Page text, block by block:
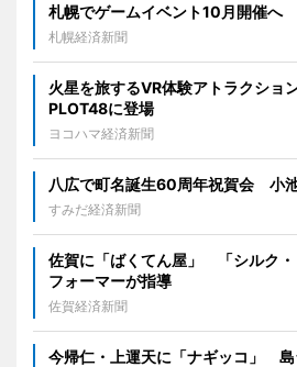
札幌でゲームイベント10月開催へ
札幌経済新聞
火星を旅するVR体験アトラクシ
PLOT48に登場
ヨコハマ経済新聞
八広で町名誕生60周年祝賀会 小
すみだ経済新聞
佐賀に「ばくてん屋」 「シルク
フォーマーが指導
佐賀経済新聞
今帰仁・上運天に「ナギッコ」